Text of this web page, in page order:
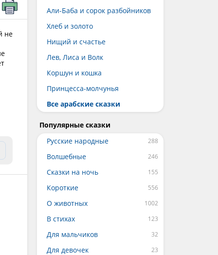
не
Али-Баба и сорок разбойников
Хлеб и золото
Нищий и счастье
Лев, Лиса и Волк
Коршун и кошка
Принцесса-молчунья
Все арабские сказки
Популярные сказки
Русские народные
Волшебные
Сказки на ночь
Короткие
О животных
В стихах
Для мальчиков
Для девочек